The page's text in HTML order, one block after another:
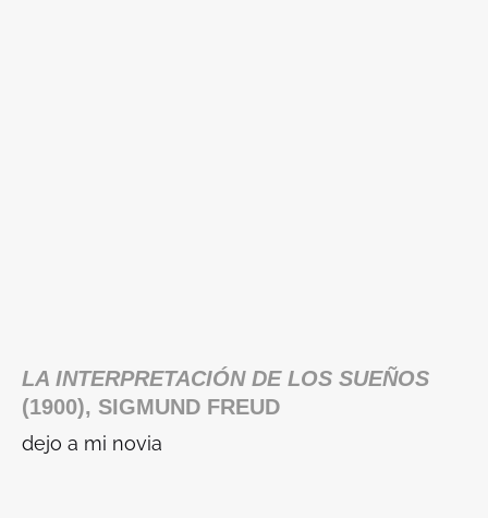
LA INTERPRETACIÓN DE LOS SUEÑOS
(1900), SIGMUND FREUD
dejo a mi novia